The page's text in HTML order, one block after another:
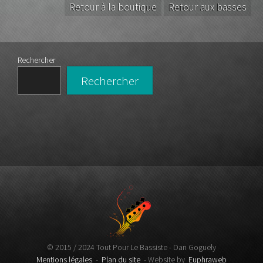
Retour aux basses
Retour à la boutique
Rechercher
Rechercher
© 2015 / 2024 Tout Pour Le Bassiste - Dan Goguely
Mentions légales - Plan du site - Website by Euphraweb